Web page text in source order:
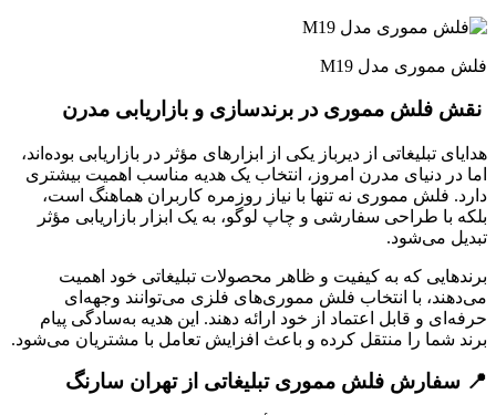
فلش مموری مدل M19
نقش فلش مموری در برندسازی و بازاریابی مدرن
هدایای تبلیغاتی از دیرباز یکی از ابزارهای مؤثر در بازاریابی بوده‌اند،
اما در دنیای مدرن امروز، انتخاب یک هدیه مناسب اهمیت بیشتری
دارد. فلش مموری نه تنها با نیاز روزمره کاربران هماهنگ است،
بلکه با طراحی سفارشی و چاپ لوگو، به یک ابزار بازاریابی مؤثر
تبدیل می‌شود.
برندهایی که به کیفیت و ظاهر محصولات تبلیغاتی خود اهمیت
می‌دهند، با انتخاب فلش مموری‌های فلزی می‌توانند وجهه‌ای
حرفه‌ای و قابل اعتماد از خود ارائه دهند. این هدیه به‌سادگی پیام
برند شما را منتقل کرده و باعث افزایش تعامل با مشتریان می‌شود.
📍 سفارش فلش مموری تبلیغاتی از تهران سارنگ